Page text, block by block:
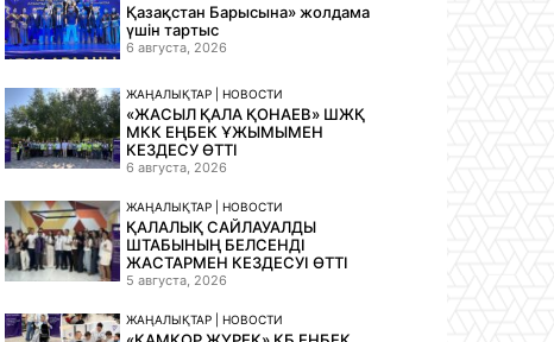
Қазақстан Барысына» жолдама
үшін тартыс
6 августа, 2026
ЖАҢАЛЫҚТАР | НОВОСТИ
«ЖАСЫЛ ҚАЛА ҚОНАЕВ» ШЖҚ
МКК ЕҢБЕК ҰЖЫМЫМЕН
КЕЗДЕСУ ӨТТІ
6 августа, 2026
ЖАҢАЛЫҚТАР | НОВОСТИ
ҚАЛАЛЫҚ САЙЛАУАЛДЫ
ШТАБЫНЫҢ БЕЛСЕНДІ
ЖАСТАРМЕН КЕЗДЕСУІ ӨТТІ
5 августа, 2026
ЖАҢАЛЫҚТАР | НОВОСТИ